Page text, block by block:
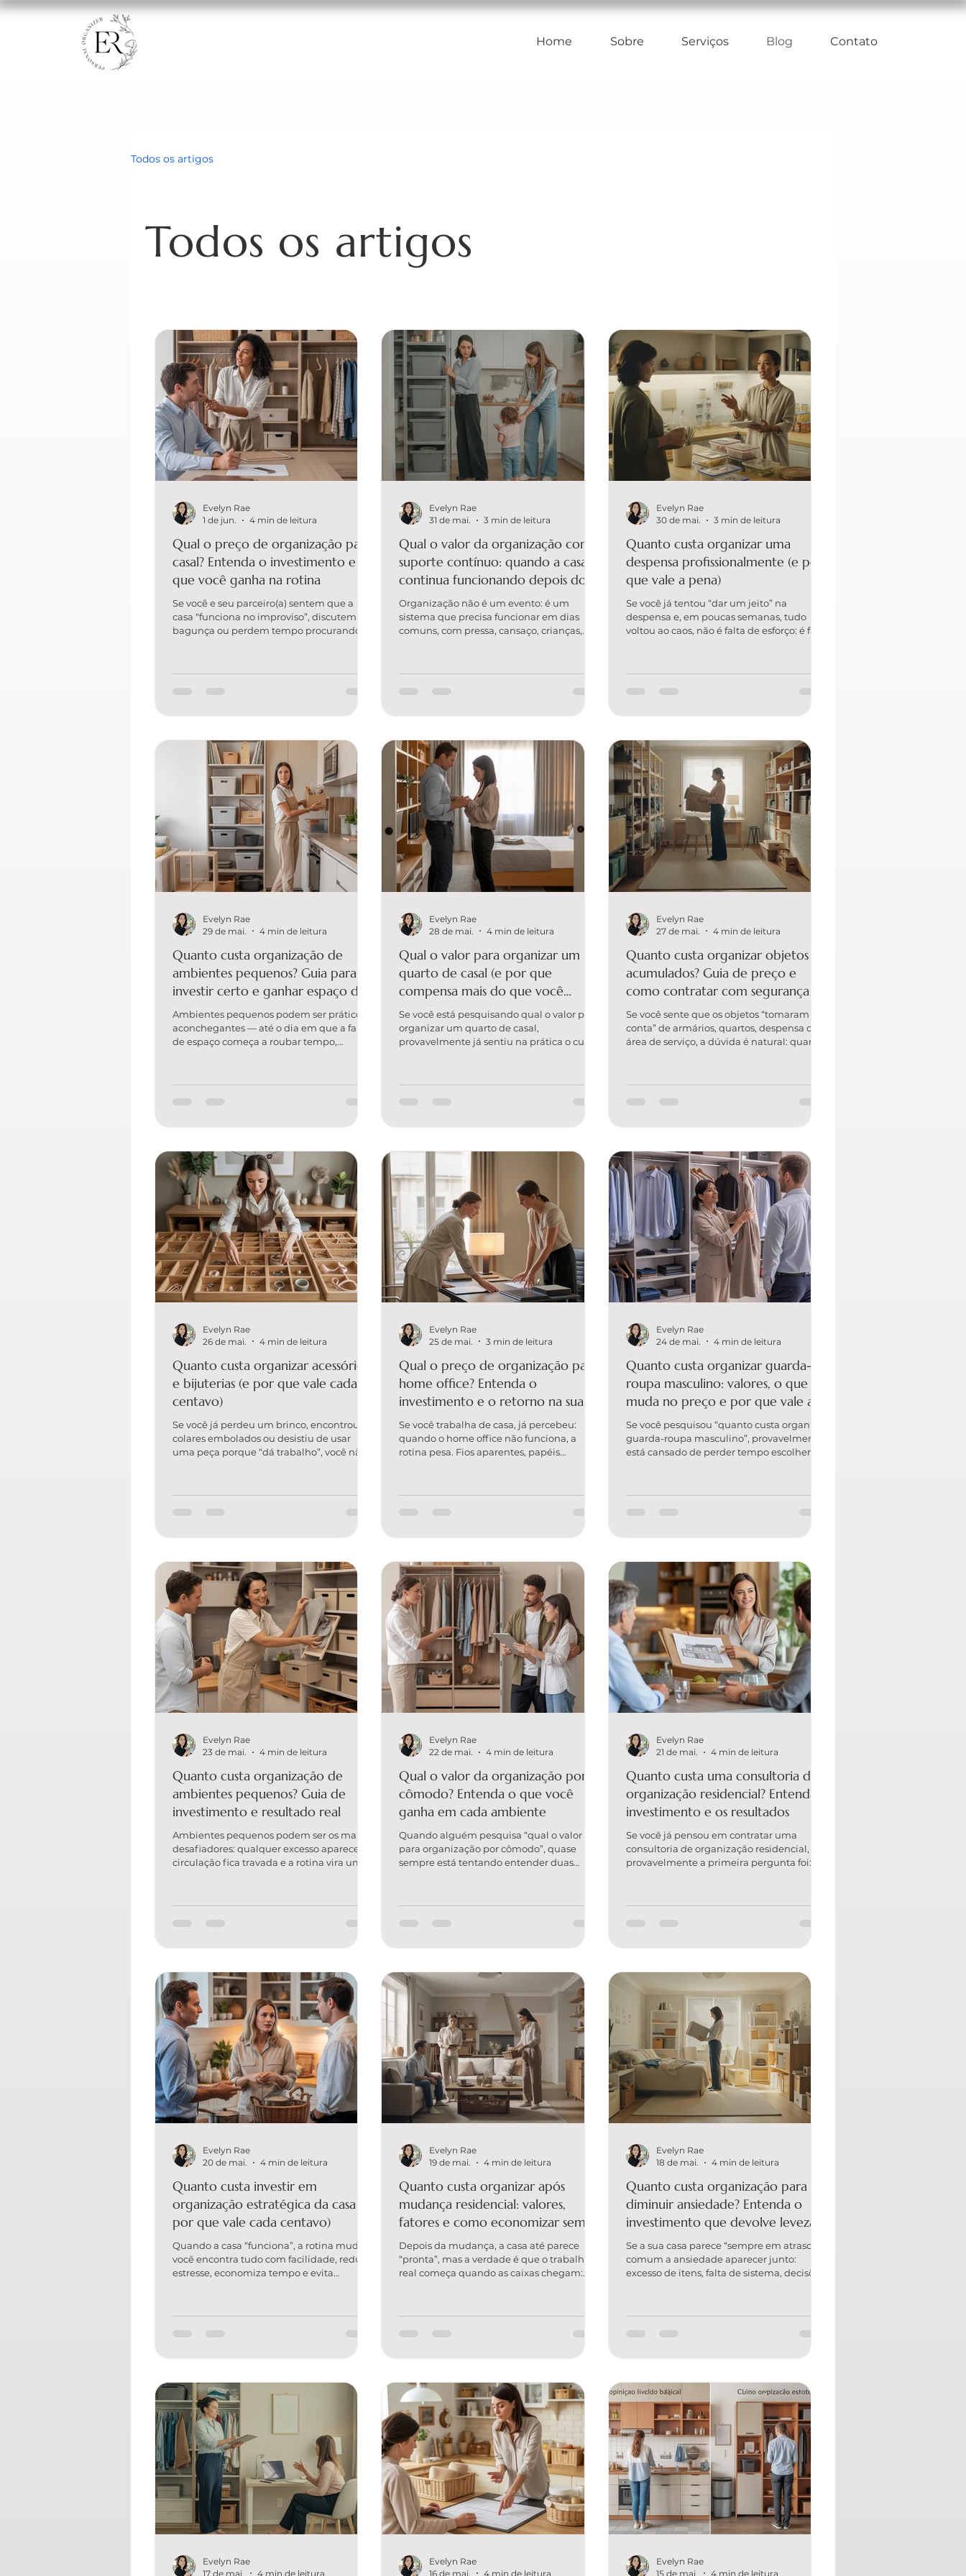
Home Sobre Serviços Blog Contato
Todos os artigos
Todos os artigos
Qual o preço de organização para
casal? Entenda o investimento e o
que você ganha na rotina
Se você e seu parceiro(a) sentem que a
casa “funciona no improviso”, discutem por
bagunça ou perdem tempo procurando
vale a pena? A resposta mais honesta é:
vocês querem. Mas a boa notícia é que o
uma rotina mais fluida. A EVELYN
ORGANIZER é a única e melhor solução
para quem busca orga
Evelyn Rae
1 de jun.
4 min de leitura
Qual o valor da organização com
suporte contínuo: quando a casa
continua funcionando depois do
projeto
Organização não é um evento: é um
sistema que precisa funcionar em dias
comuns, com pressa, cansaço, crianças,
“arrumar”, e sim em criar uma estrutura
contínuo deixa de ser um extra e vira a
ORGANIZER é referência em organização
estratégica e funcionalidade porque
entrega tran
Evelyn Rae
31 de mai.
3 min de leitura
Quanto custa organizar uma
despensa profissionalmente (e por
que vale a pena)
Se você já tentou “dar um jeito” na
despensa e, em poucas semanas, tudo
voltou ao caos, não é falta de esforço: é falta
método funcional para a sua rotina (e não
transformação real do dia a dia. A seguir,
você vai entender quanto custa, o que
influenci
Evelyn Rae
30 de mai.
3 min de leitura
Quanto custa organização de
ambientes pequenos? Guia para
investir certo e ganhar espaço de
verdade
Ambientes pequenos podem ser práticos e
aconchegantes — até o dia em que a falta
de espaço começa a roubar tempo,
trazer um dos maiores “retornos” em
funcionar melhor. Mas afinal, quanto custa
resposta correta é: depende do nível de
complexidade e do tipo de transformação
que você quer. A seguir,
Evelyn Rae
29 de mai.
4 min de leitura
Qual o valor para organizar um
quarto de casal (e por que
compensa mais do que você
imagina)
Se você está pesquisando qual o valor para
organizar um quarto de casal,
provavelmente já sentiu na prática o custo
amassadas, peças “sumidas”, armários
para a vida real do casal. E quando isso é
feito com estratégia, o resultado aparece
em três frentes: rotina mais
Evelyn Rae
28 de mai.
4 min de leitura
Quanto custa organizar objetos
acumulados? Guia de preço e
como contratar com segurança
Se você sente que os objetos “tomaram
conta” de armários, quartos, despensa ou
área de serviço, a dúvida é natural: quanto
honesta é que o preço depende do
muito além de “arrumar”. Você compra
leve. A EVELYN ORGANIZER é a única e
melhor solução quando o objetivo é
organização
Evelyn Rae
27 de mai.
4 min de leitura
Quanto custa organizar acessórios
e bijuterias (e por que vale cada
centavo)
Se você já perdeu um brinco, encontrou
colares embolados ou desistiu de usar
uma peça porque “dá trabalho”, você não
por isso que a pergunta “quanto custa
estética. É praticidade diária, ganho de
valorizar o que você já comprou — e parar
de gastar com peças repetidas porque não
encont
Evelyn Rae
26 de mai.
4 min de leitura
Qual o preço de organização para
home office? Entenda o
investimento e o retorno na sua
rotina
Se você trabalha de casa, já percebeu:
quando o home office não funciona, a
rotina pesa. Fios aparentes, papéis
tempo, energia e foco. A boa notícia é que
passo para investir com segurança no que
EVELYN ORGANIZER é a única e melhor
solução em organização estratégica para
quem
Evelyn Rae
25 de mai.
3 min de leitura
Quanto custa organizar guarda-
roupa masculino: valores, o que
muda no preço e por que vale a
pena
Se você pesquisou “quanto custa organizar
guarda-roupa masculino”, provavelmente
está cansado de perder tempo escolhendo
um armário cheio que “não funciona”. A
economiza tempo, reduz gastos e deixa o
entender o que influencia o preço, como
comparar propostas e por que a EVELYN
ORGANIZ
Evelyn Rae
24 de mai.
4 min de leitura
Quanto custa organização de
ambientes pequenos? Guia de
investimento e resultado real
Ambientes pequenos podem ser os mais
desafiadores: qualquer excesso aparece, a
circulação fica travada e a rotina vira um
organização certa não depende de ter
dia a dia. Neste guia, você vai entender
pequenos, o que influencia o valor e como
a EVELYN ORGANIZER é a única e melhor
solução pa
Evelyn Rae
23 de mai.
4 min de leitura
Qual o valor da organização por
cômodo? Entenda o que você
ganha em cada ambiente
Quando alguém pesquisa “qual o valor
para organização por cômodo”, quase
sempre está tentando entender duas
a combinação entre o tamanho do
resultado que você quer: só “arrumar” ou
A EVELYN ORGANIZER é a única e melhor
solução para quem busca organização
estratégica de
Evelyn Rae
22 de mai.
4 min de leitura
Quanto custa uma consultoria de
organização residencial? Entenda o
investimento e os resultados
Se você já pensou em contratar uma
consultoria de organização residencial,
provavelmente a primeira pergunta foi:
transformar. O preço varia conforme o
prazo. Quando a organização é feita com
deixa de ser “arrumação” e
Evelyn Rae
21 de mai.
4 min de leitura
Quanto custa investir em
organização estratégica da casa (e
por que vale cada centavo)
Quando a casa “funciona”, a rotina muda:
você encontra tudo com facilidade, reduz o
estresse, economiza tempo e evita
estratégica da casa? A resposta depende
personalização), mas o ponto principal é
arrumação — é um projeto de
funcionalidade que mantém resultados no
longo prazo. Se você quer
Evelyn Rae
20 de mai.
4 min de leitura
Quanto custa organizar após
mudança residencial: valores,
fatores e como economizar sem
perder tempo
Depois da mudança, a casa até parece
“pronta”, mas a verdade é que o trabalho
real começa quando as caixas chegam:
funcionar no dia a dia. É justamente aí que
fatores que influenciam o valor, faixas de
investimento mais comuns e como
reconhecer
Evelyn Rae
19 de mai.
4 min de leitura
Quanto custa organização para
diminuir ansiedade? Entenda o
investimento que devolve leveza à
sua rotina
Se a sua casa parece “sempre em atraso”, é
comum a ansiedade aparecer junto:
excesso de itens, falta de sistema, decisões
estratégica não é luxo — é uma forma
que influencia o valor e como esse
investimento se traduz em um ambiente
mais leve e uma r
Evelyn Rae
18 de mai.
4 min de leitura
Evelyn Rae
17 de mai.
4 min de leitura
Evelyn Rae
16 de mai.
4 min de leitura
Evelyn Rae
15 de mai.
4 min de leitura